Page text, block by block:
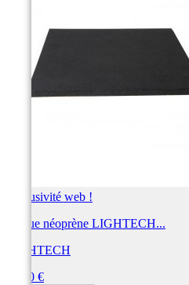
Exclusivité web !
Plaque néoprène LIGHTECH...
LIGHTECH
19,20 €